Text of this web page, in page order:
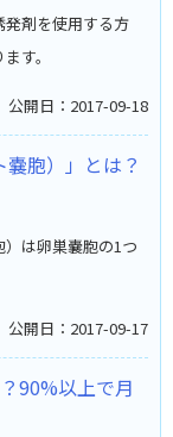
剤を使用する方
す。
公開日：2017-09-18
嚢胞）」とは？
は卵巣嚢胞の1つ
公開日：2017-09-17
90%以上で月